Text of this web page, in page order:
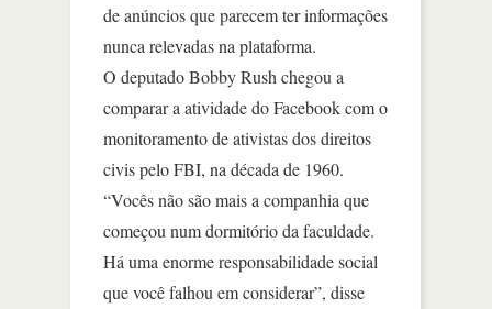
de anúncios que parecem ter informações
nunca relevadas na plataforma.
O deputado Bobby Rush chegou a
comparar a atividade do Facebook com o
monitoramento de ativistas dos direitos
civis pelo FBI, na década de 1960.
“Vocês não são mais a companhia que
começou num dormitório da faculdade.
Há uma enorme responsabilidade social
que você falhou em considerar”, disse